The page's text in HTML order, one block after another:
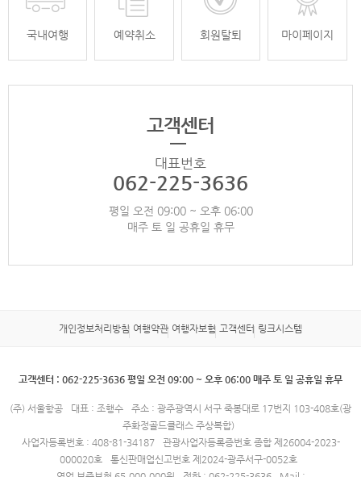
국내여행 예약취소 회원탈퇴 마이페이지
고객센터
대표번호
062-225-3636
평일 오전 09:00 ~ 오후 06:00
매주 토 일 공휴일 휴무
개인정보처리방침 여행약관 여행자보험 고객센터 링크시스템
고객센터 : 062-225-3636 평일 오전 09:00 ~ 오후 06:00 매주 토 일 공휴일 휴무
(주) 서울항공 대표 : 조행수
주소 : 광주광역시 서구 죽봉대로 17번지 103-408호(광
주화정골드클래스 주상복합)
사업자등록번호 : 408-81-34187
관광사업자등록증번호 종합 제26004-2023-
000020호
통신판매업신고번호 제2024-광주서구-0052호